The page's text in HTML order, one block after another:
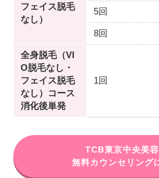
フェイス脱毛
なし）
5回
8回
全身脱毛（VI
O脱毛なし・
フェイス脱毛
なし）コース
消化後単発
1回
TCB東京中央美
無料カウンセリング